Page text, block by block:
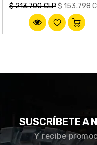
Precio
habitual
$ 213.700 CLP$ 153.798
SUSCRÍBETE A
Y recibe